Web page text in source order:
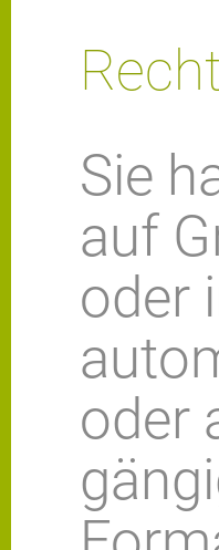
Sie
auf
oder
oder